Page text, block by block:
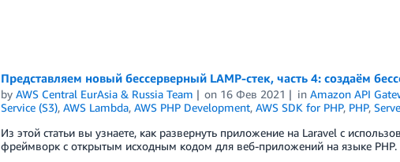
Представляем новый бессерверный LAMP-стек, часть 4: создаём
by AWS Central EurAsia & Russia Team on 16 Фев 2021 inAmazon API
Service (S3), AWS Lambda, AWS PHP Development, AWS SDK for PHP, PHP,
Из этой статьи вы узнаете, как развернуть приложение на Laravel с
фреймворк с открытым исходным кодом для веб-приложений на языке PHP.